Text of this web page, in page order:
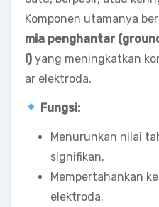
Komponen utamanya
mia penghantar
l) yang meningkatkan
ar elektroda.
Fungsi:
Menurunkan nilai
signifikan.
Mempertahankan
elektroda.